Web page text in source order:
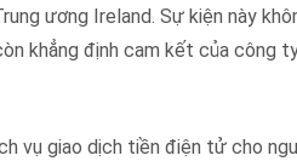
ương Ireland. Sự kiện này
khẳng định cam kết của công
vụ giao dịch tiền điện tử cho